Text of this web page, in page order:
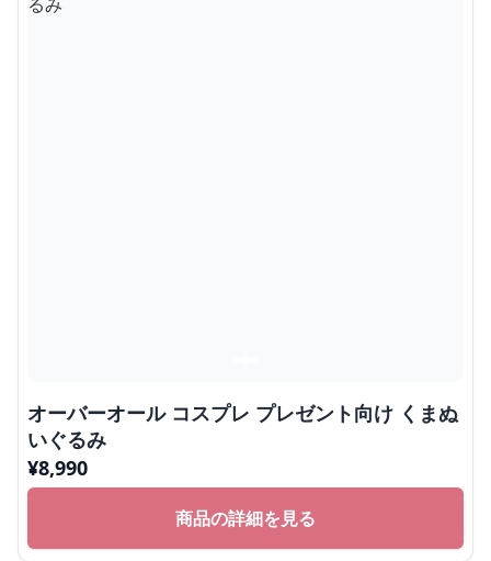
オーバーオール コスプレ プレゼント向け くまぬ
いぐるみ
¥8,990
商品の詳細を見る